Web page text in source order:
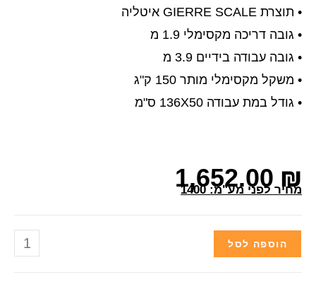
• תוצרת GIERRE SCALE איטליה
• גובה דריכה מקסימלי 1.9 מ
• גובה עבודה בידיים 3.9 מ
• משקל מקסימלי מותר 150 ק"ג
• גודל במת עבודה 136X50 ס"מ
1,652.00₪
מחיר לפני מע"מ: 1400
הוספה לסל